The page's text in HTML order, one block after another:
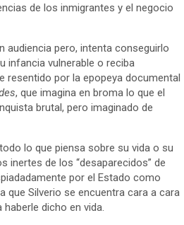
de los inmigrantes y el negocio
audiencia pero, intenta conseguirlo
infancia vulnerable o reciba
resentido por la epopeya documental
, que imagina en broma lo que el
brutal, pero imaginado de
lo que piensa sobre su vida o su
inertes de los “desaparecidos” de
por el Estado como
que Silverio se encuentra cara a cara
dicho en vida.